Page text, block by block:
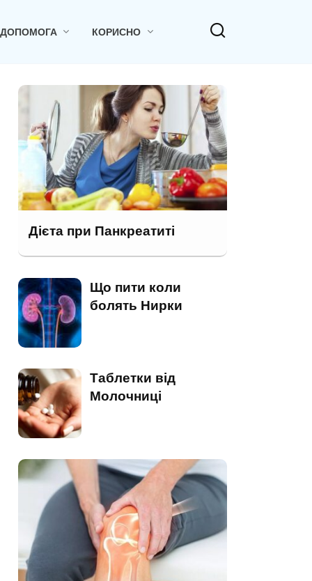
ДОПОМОГА КОРИСНО
Дієта при Панкреатиті
Що пити коли
болять Нирки
Таблетки від
Молочниці